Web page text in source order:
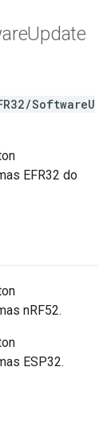
Update
SoftwareU
EFR32 do
nRF52.
ESP32.